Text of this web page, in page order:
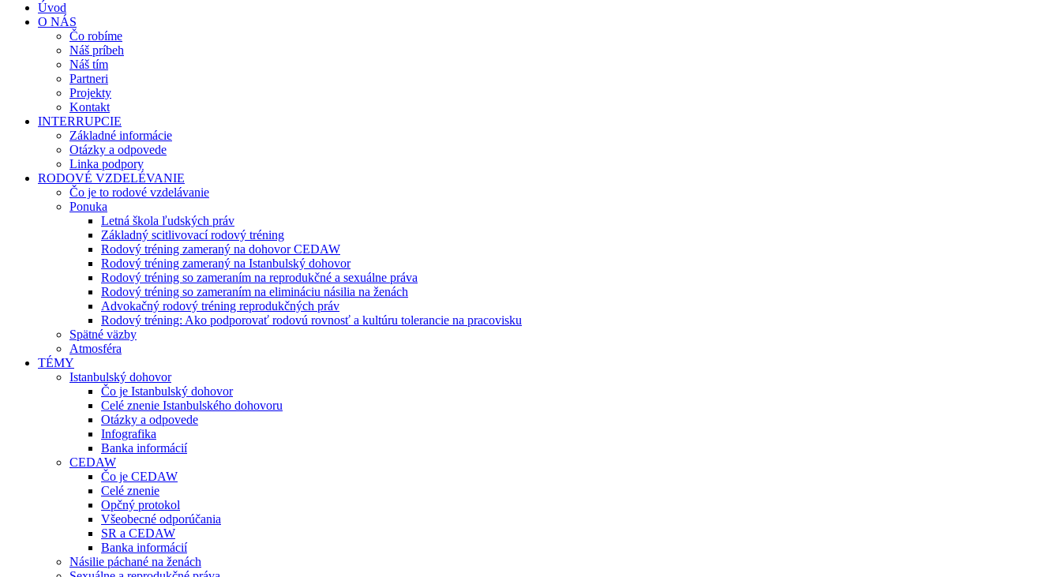
Úvod
O NÁS
Čo robíme
Náš príbeh
Náš tím
Partneri
Projekty
Kontakt
INTERRUPCIE
Základné informácie
Otázky a odpovede
Linka podpory
RODOVÉ VZDELÉVANIE
Čo je to rodové vzdelávanie
Ponuka
Letná škola ľudských práv
Základný scitlivovací rodový tréning
Rodový tréning zameraný na dohovor CEDAW
Rodový tréning zameraný na Istanbulský dohovor
Rodový tréning so zameraním na reprodukčné a sexuálne práva
Rodový tréning so zameraním na elimináciu násilia na ženách
Advokačný rodový tréning reprodukčných práv
Rodový tréning: Ako podporovať rodovú rovnosť a kultúru tolerancie na pracovisku
Spätné väzby
Atmosféra
TÉMY
Istanbulský dohovor
Čo je Istanbulský dohovor
Celé znenie Istanbulského dohovoru
Otázky a odpovede
Infografika
Banka informácií
CEDAW
Čo je CEDAW
Celé znenie
Opčný protokol
Všeobecné odporúčania
SR a CEDAW
Banka informácií
Násilie páchané na ženách